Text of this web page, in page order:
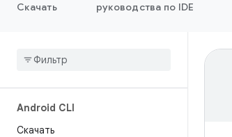
Скачать
руководства по IDE
Android CLI
Скачать